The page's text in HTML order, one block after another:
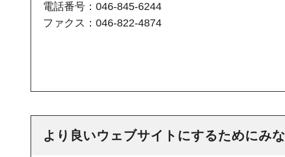
電話番号：046-845-6244
ファクス：046-822-4874
より良いウェブサイトにするためにみ